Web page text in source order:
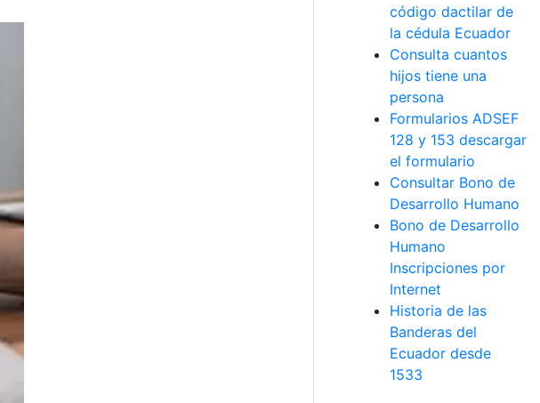
código dactilar de
la cédula Ecuador
Consulta cuantos
hijos tiene una
persona
Formularios ADSEF
128 y 153 descargar
el formulario
Consultar Bono de
Desarrollo Humano
Bono de Desarrollo
Humano
Inscripciones por
Internet
Historia de las
Banderas del
Ecuador desde
1533